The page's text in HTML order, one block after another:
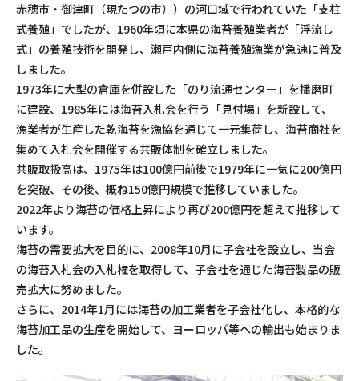
赤穂市・御津町（現たつの市））の河口域で行われていた「支柱
式養殖」でしたが、1960年頃に本県の海苔養殖業者が「浮流し
式」の養殖技術を開発し、瀬戸内側に海苔養殖漁業が急速に普及
しました。
1973年に大型の倉庫を併設した「のり流通センター」を播磨町
に建設、1985年には海苔入札会を行う「見付場」を新設して、
漁業者が生産した乾海苔を漁協を通じて一元集荷し、海苔商社を
集めて入札会を開催する共販体制を確立しました。
共販取扱高は、1975年は100億円前後で1979年に一気に200億円
を突破、その後、概ね150億円規模で推移していました。
2022年より海苔の価格上昇により再び200億円を超えて推移して
います。
海苔の需要拡大を目的に、2008年10月に子会社を設立し、当会
の海苔入札会の入札権を取得して、子会社を通じた海苔製品の販
売拡大に努めました。
さらに、2014年1月には海苔の加工業者を子会社化し、本格的な
海苔加工品の生産を開始して、ヨーロッパ等への輸出も始まりま
した。